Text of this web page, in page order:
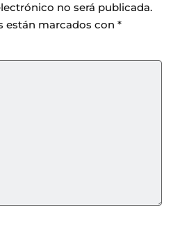
no será publicada.
están marcados con *